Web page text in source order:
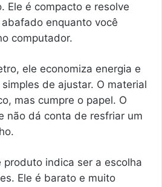
Ele é compacto e resolve
enquanto você
computador.
ele economiza energia e
simples de ajustar. O material
mas cumpre o papel. O
não dá conta de resfriar um
produto indica ser a escolha
Ele é barato e muito